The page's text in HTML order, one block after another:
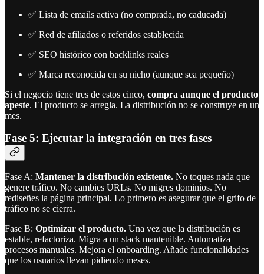
✅ Lista de emails activa (no comprada, no caducada)
✅ Red de afiliados o referidos establecida
✅ SEO histórico con backlinks reales
✅ Marca reconocida en su nicho (aunque sea pequeño)
Si el negocio tiene tres de estos cinco, compra aunque el producto
apeste. El producto se arregla. La distribución no se construye en un
mes.
Fase 5: Ejecutar la integración en tres fases
Fase A: Mantener la distribución existente. No toques nada que
genere tráfico. No cambies URLs. No migres dominios. No
rediseñes la página principal. Lo primero es asegurar que el grifo de
tráfico no se cierra.
Fase B: Optimizar el producto. Una vez que la distribución es
estable, refactoriza. Migra a un stack mantenible. Automatiza
procesos manuales. Mejora el onboarding. Añade funcionalidades
que los usuarios llevan pidiendo meses.